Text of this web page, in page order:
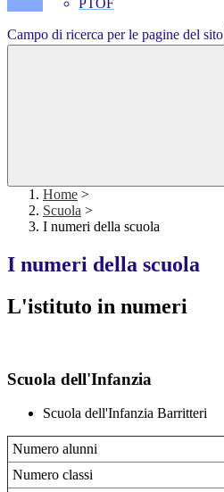
PTOF
Campo di ricerca per le pagine del sito
Home >
Scuola >
I numeri della scuola
I numeri della scuola
L'istituto in numeri
Scuola dell'Infanzia
Scuola dell'Infanzia Barritteri
Numero alunni
Numero classi